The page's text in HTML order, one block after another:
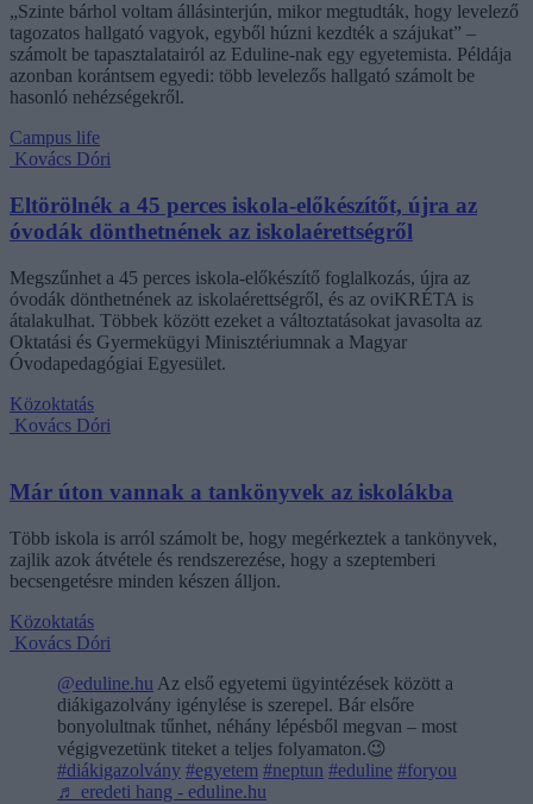
„Szinte bárhol voltam állásinterjún, mikor megtudták, hogy levelező
tagozatos hallgató vagyok, egyből húzni kezdték a szájukat” –
számolt be tapasztalatairól az Eduline-nak egy egyetemista. Példája
azonban korántsem egyedi: több levelezős hallgató számolt be
hasonló nehézségekről.
Campus life
Kovács Dóri
Eltörölnék a 45 perces iskola-előkészítőt, újra az
óvodák dönthetnének az iskolaérettségről
Megszűnhet a 45 perces iskola-előkészítő foglalkozás, újra az
óvodák dönthetnének az iskolaérettségről, és az oviKRÉTA is
átalakulhat. Többek között ezeket a változtatásokat javasolta az
Oktatási és Gyermekügyi Minisztériumnak a Magyar
Óvodapedagógiai Egyesület.
Közoktatás
Kovács Dóri
Már úton vannak a tankönyvek az iskolákba
Több iskola is arról számolt be, hogy megérkeztek a tankönyvek,
zajlik azok átvétele és rendszerezése, hogy a szeptemberi
becsengetésre minden készen álljon.
Közoktatás
Kovács Dóri
@eduline.hu Az első egyetemi ügyintézések között a
diákigazolvány igénylése is szerepel. Bár elsőre
bonyolultnak tűnhet, néhány lépésből megvan – most
végigvezetünk titeket a teljes folyamaton.😉
#diákigazolvány #egyetem #neptun #eduline #foryou
♬ eredeti hang - eduline.hu